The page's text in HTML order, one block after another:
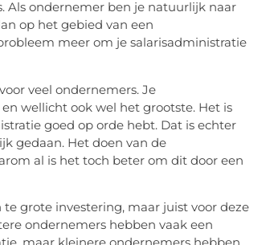
Als ondernemer ben je natuurlijk naar
op het gebied van een
meer om je salarisadministratie
veel ondernemers. Je
wellicht ook wel het grootste. Het is
goed op orde hebt. Dat is echter
gedaan. Het doen van de
al is het toch beter om dit door een
grote investering, maar juist voor deze
ondernemers hebben vaak een